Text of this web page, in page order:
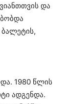
და
1980 წლის
ადგენდა.